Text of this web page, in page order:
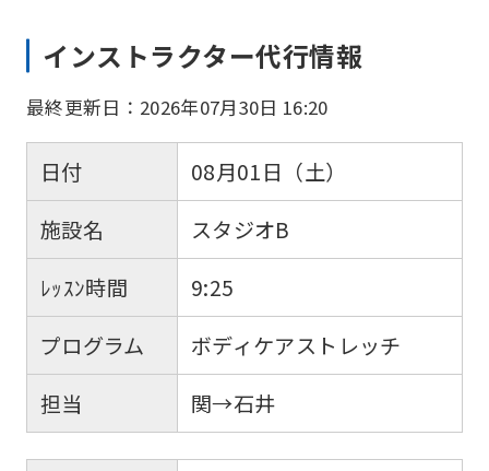
インストラクター代行情報
最終更新日：2026年07月30日 16:20
日付
08月01日（土）
施設名
スタジオB
ﾚｯｽﾝ時間
9:25
プログラム
ボディケアストレッチ
担当
関→石井